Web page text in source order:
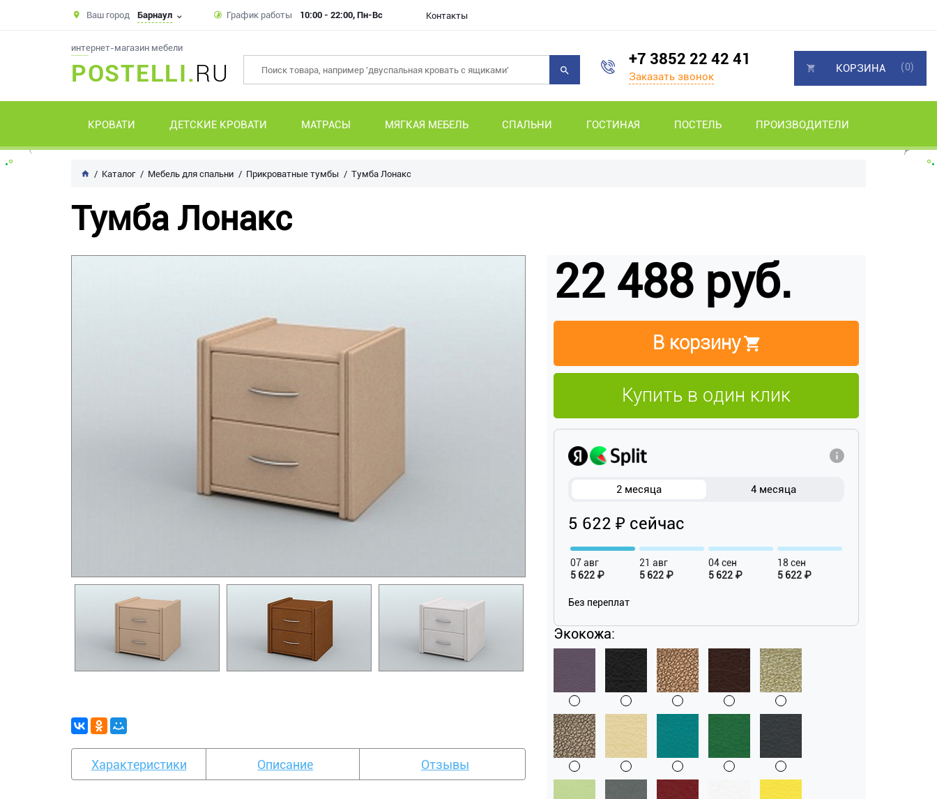
Ваш город Барнаул График работы 10:00 - 22:00, Пн-Вс Контакты
интернет-магазин мебели
POSTELLI.RU
+7 3852 22 42 41
Заказать звонок
КРОВАТИ ДЕТСКИЕ КРОВАТИ МАТРАСЫ МЯГКАЯ МЕБЕЛЬ СПАЛЬНИ ГОСТИНАЯ ПОСТЕЛЬ ПРОИЗВОДИТЕЛИ
КОРЗИНА (0)
Каталог Мебель для спальни Прикроватные тумбы Тумба Лонакс
Тумба Лонакс
Характеристики Описание Отзывы
22 488 руб.
В корзину
Купить в один клик
2 месяца 4 месяца
5 622 ₽ сейчас
07 авг
5 622 ₽
21 авг
5 622 ₽
04 сен
5 622 ₽
18 сен
5 622 ₽
Без переплат
Экокожа: